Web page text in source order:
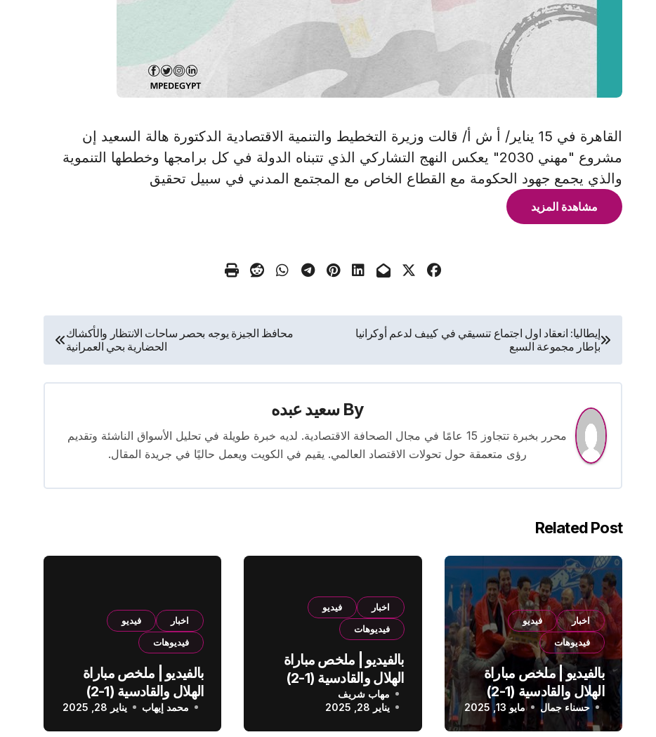
القاهرة في 15 يناير/ أ ش أ/ قالت وزيرة التخطيط والتنمية الاقتصادية الدكتورة هالة السعيد إن
مشروع "مهني 2030" يعكس النهج التشاركي الذي تتبناه الدولة في كل برامجها وخططها التنموية
والذي يجمع جهود الحكومة مع القطاع الخاص مع المجتمع المدني في سبيل تحقيق
مشاهدة المزيد
تصفّح
المقالات
إيطاليا: انعقاد اول اجتماع تنسيقي في كييف لدعم أوكرانيا
بإطار مجموعة السبع
محافظ الجيزة يوجه بحصر ساحات الانتظار والأكشاك
الحضارية بحي العمرانية
By سعيد عبده
محرر بخبرة تتجاوز 15 عامًا في مجال الصحافة الاقتصادية. لديه خبرة طويلة في تحليل الأسواق الناشئة وتقديم
رؤى متعمقة حول تحولات الاقتصاد العالمي. يقيم في الكويت ويعمل حاليًا في جريدة المقال.
Related Post
اخبار
فيديو
فيديوهات
بالفيديو | ملخص مباراة
الهلال والقادسية (1-2)
الدوري السعودي
حسناء جمال مايو 13, 2025
اخبار
فيديو
فيديوهات
بالفيديو | ملخص مباراة
الهلال والقادسية (1-2)
الدوري السعودي
مهاب شريف
يناير 28, 2025
اخبار
فيديو
فيديوهات
بالفيديو | ملخص مباراة
الهلال والقادسية (1-2)
الدوري السعودي
محمد إيهاب يناير 28, 2025